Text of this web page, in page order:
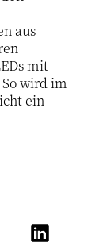
aus
mit
wird im
ein